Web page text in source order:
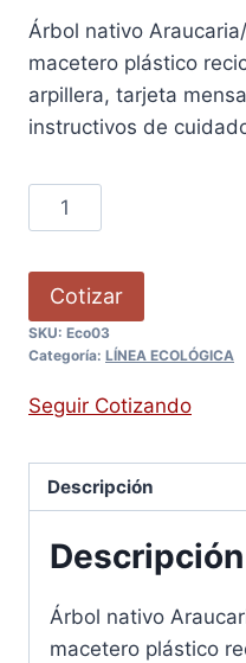
Árbol nativo
macetero plástico
arpillera, tarjeta
instructivos de
Cotizar
SKU: Eco03
Categoría: LÍNEA ECOLÓGICA
Seguir Cotizando
Descripción
Descripción
Árbol nativo
macetero plástico